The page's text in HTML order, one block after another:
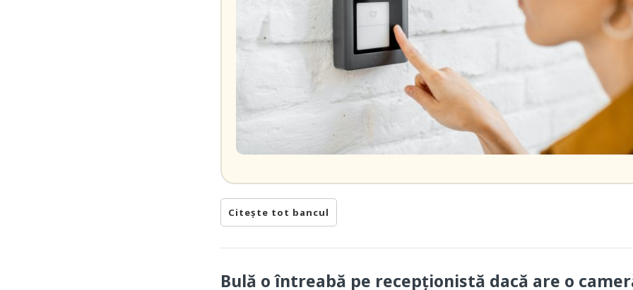
Citește tot bancul
Bulă o întreabă pe recepționistă dacă are o